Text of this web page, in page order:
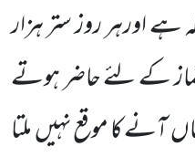
اورہر روز ستر ہزار
کے لئے حاضر ہوتے
آنے کا موقع نہیں ملتا